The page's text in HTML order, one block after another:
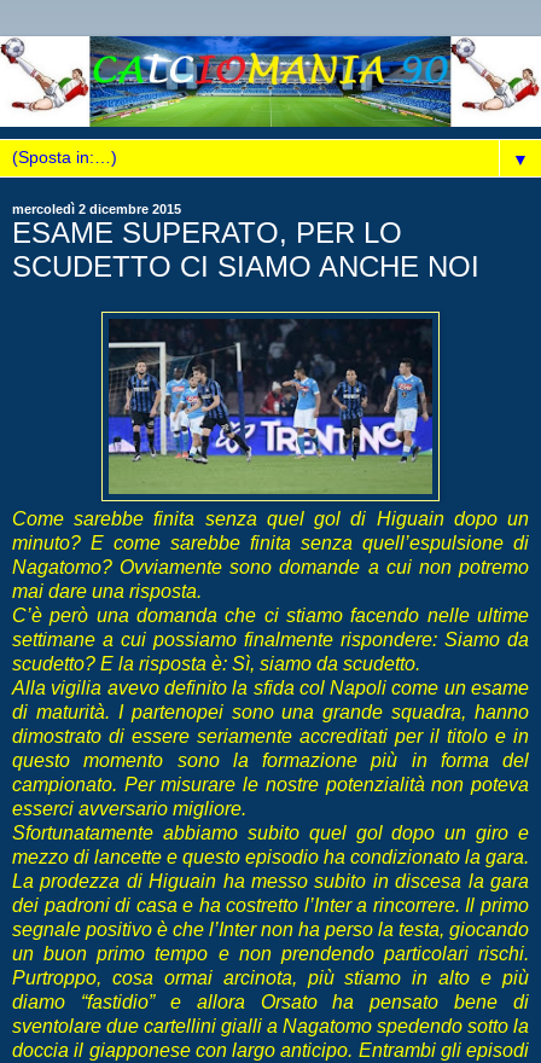
▼
mercoledì 2 dicembre 2015
ESAME SUPERATO, PER LO
SCUDETTO CI SIAMO ANCHE NOI
Come sarebbe finita senza quel gol di Higuain dopo un
minuto? E come sarebbe finita senza quell’espulsione di
Nagatomo? Ovviamente sono domande a cui non potremo
mai dare una risposta.
C’è però una domanda che ci stiamo facendo nelle ultime
settimane a cui possiamo finalmente rispondere: Siamo da
scudetto? E la risposta è: Sì, siamo da scudetto.
Alla vigilia avevo definito la sfida col Napoli come un esame
di maturità. I partenopei sono una grande squadra, hanno
dimostrato di essere seriamente accreditati per il titolo e in
questo momento sono la formazione più in forma del
campionato. Per misurare le nostre potenzialità non poteva
esserci avversario migliore.
Sfortunatamente abbiamo subito quel gol dopo un giro e
mezzo di lancette e questo episodio ha condizionato la gara.
La prodezza di Higuain ha messo subito in discesa la gara
dei padroni di casa e ha costretto l’Inter a rincorrere. Il primo
segnale positivo è che l’Inter non ha perso la testa, giocando
un buon primo tempo e non prendendo particolari rischi.
Purtroppo, cosa ormai arcinota, più stiamo in alto e più
diamo “fastidio” e allora Orsato ha pensato bene di
sventolare due cartellini gialli a Nagatomo spedendo sotto la
doccia il giapponese con largo anticipo. Entrambi gli episodi